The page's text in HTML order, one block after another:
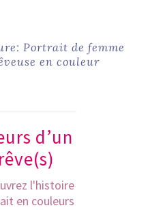
Portrait de femme
en couleur
d’un
l'histoire
en couleurs